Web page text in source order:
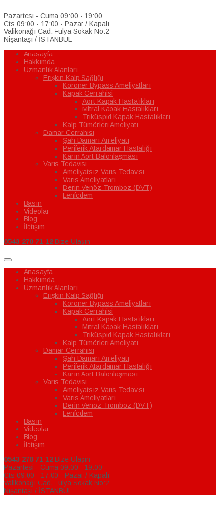
Pazartesi - Cuma 09:00 - 19:00
Cts 09:00 - 17:00 - Pazar / Kapalı
Valikonağı Cad. Fulya Sokak No:2
Nişantaşı / İSTANBUL
Anasayfa
Hakkımda
Uzmanlık Alanları
Erişkin Kalp Sağlığı
Koroner Bypass Ameliyatları
Kapak Cerrahisi
Aort Kapak Hastalıkları
Mitral Kapak Hastalıkları
Triküspid Kapak Hastalıkları
Kalp Tümörleri Ameliyatı
Damar Cerrahisi
Şah Damarı Ameliyatı
Periferik Atardamar Hastalığı
Karın Aort Balonlaşması
Varis Tedavisi
Ameliyatsız Varis Tedavisi
Varis Ameliyatları
Derin Venöz Tromboz (DVT)
Lenfödem
Basın
Videolar
Blog
İletişim
0543 270 71 12 Bize Ulaşın
Anasayfa
Hakkımda
Uzmanlık Alanları
Erişkin Kalp Sağlığı
Koroner Bypass Ameliyatları
Kapak Cerrahisi
Aort Kapak Hastalıkları
Mitral Kapak Hastalıkları
Triküspid Kapak Hastalıkları
Kalp Tümörleri Ameliyatı
Damar Cerrahisi
Şah Damarı Ameliyatı
Periferik Atardamar Hastalığı
Karın Aort Balonlaşması
Varis Tedavisi
Ameliyatsız Varis Tedavisi
Varis Ameliyatları
Derin Venöz Tromboz (DVT)
Lenfödem
Basın
Videolar
Blog
İletişim
0543 270 71 12 Bize Ulaşın
Pazartesi - Cuma 09:00 - 19:00
Cts 09:00 - 17:00 - Pazar / Kapalı
Valikonağı Cad. Fulya Sokak No:2
Nişantaşı / İSTANBUL